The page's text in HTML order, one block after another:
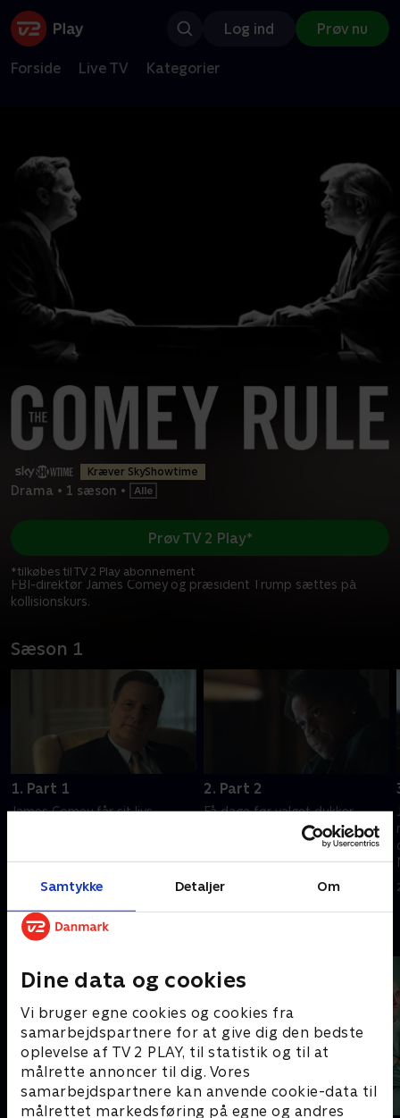
Samtykke Detaljer Om
Dine data og cookies
Vi bruger egne cookies og cookies fra
samarbejdspartnere for at give dig den bedste
oplevelse af TV 2 PLAY, til statistik og til at
målrette annoncer til dig. Vores
samarbejdspartnere kan anvende cookie-data til
målrettet markedsføring på egne og andres
Log ind Prøv nu
Forside Live TV Kategorier
Kræver SkyShowtime
Drama • 1 sæson •
FBI-direktør James Comey og præsident Trump sættes på
kollisionskurs.
Prøv TV 2 Play*
*tilkøbes til TV 2 Play abonnement
Sæson 1
1. Part 1
James Comey får sit livs
FBI.
28. september 2021 • 49 min
2. Part 2
Få dage før valget dukker
potentielt eksplosive beviser
op mod Clinton, og Comey må
balancere mellem lovens krav
og risikoen for at påvirke
valgresultatet.
28. september 2021 • 45 min
Andre så også